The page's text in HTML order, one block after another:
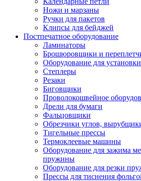
Ножи и марзаны
Ручки для пакетов
Клипсы для бейджей
Постпечатное оборудование
Ламинаторы
Брошюровщики и
Оборудование для
Степлеры
Резаки
Биговщики
Проволокошвейное
Дрели для бумаги
Фальцовщики
Обрезчики углов,
Тигельные прессы
Термоклеевые машины
Оборудование для зажима
пружины
Оборудование для резки
Прессы для тиснения